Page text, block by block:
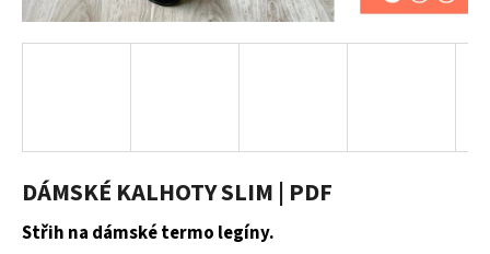
DÁMSKÉ KALHOTY SLIM | PDF
Střih na dámské termo legíny.
a
j
?